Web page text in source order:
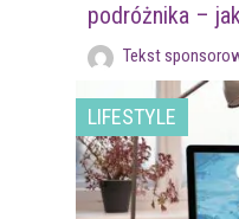
podróżnika –
Tekst
LIFESTYLE